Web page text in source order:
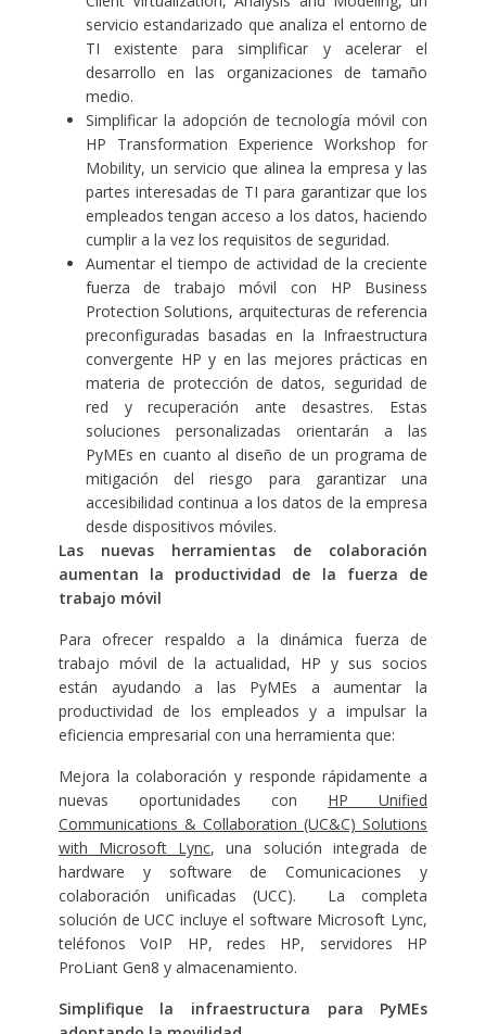
servicio estandarizado que analiza el entorno de
TI existente para simplificar y acelerar el
desarrollo en las organizaciones de tamaño
medio.
Simplificar la adopción de tecnología móvil con
HP Transformation Experience Workshop for
Mobility, un servicio que alinea la empresa y las
partes interesadas de TI para garantizar que los
empleados tengan acceso a los datos, haciendo
cumplir a la vez los requisitos de seguridad.
Aumentar el tiempo de actividad de la creciente
fuerza de trabajo móvil con HP Business
Protection Solutions, arquitecturas de referencia
preconfiguradas basadas en la Infraestructura
convergente HP y en las mejores prácticas en
materia de protección de datos, seguridad de
red y recuperación ante desastres. Estas
soluciones personalizadas orientarán a las
PyMEs en cuanto al diseño de un programa de
mitigación del riesgo para garantizar una
accesibilidad continua a los datos de la empresa
desde dispositivos móviles.
Las nuevas herramientas de colaboración
aumentan la productividad de la fuerza de
trabajo móvil
Para ofrecer respaldo a la dinámica fuerza de
trabajo móvil de la actualidad, HP y sus socios
están ayudando a las PyMEs a aumentar la
productividad de los empleados y a impulsar la
eficiencia empresarial con una herramienta que:
Mejora la colaboración y responde rápidamente a
nuevas oportunidades con HP Unified
Communications & Collaboration (UC&C) Solutions
with Microsoft Lync, una solución integrada de
hardware y software de Comunicaciones y
colaboración unificadas (UCC). La completa
solución de UCC incluye el software Microsoft Lync,
teléfonos VoIP HP, redes HP, servidores HP
ProLiant Gen8 y almacenamiento.
Simplifique la infraestructura para PyMEs